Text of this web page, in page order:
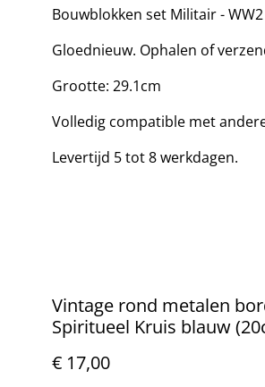
Bouwblokken set Militair -
Gloednieuw. Ophalen of
Grootte: 29.1cm
Volledig compatible met
Levertijd 5 tot 8 werkdagen.
Vintage rond metalen
Spiritueel Kruis blauw
€ 17,00